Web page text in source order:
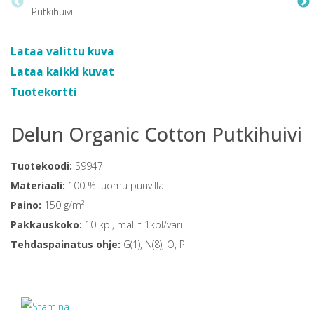
Lataa valittu kuva
Lataa kaikki kuvat
Tuotekortti
Delun Organic Cotton Putkihuivi
Tuotekoodi: S9947
Materiaali: 100 % luomu puuvilla
Paino: 150 g/m²
Pakkauskoko: 10 kpl, mallit 1kpl/väri
Tehdaspainatus ohje: G(1), N(8), O, P